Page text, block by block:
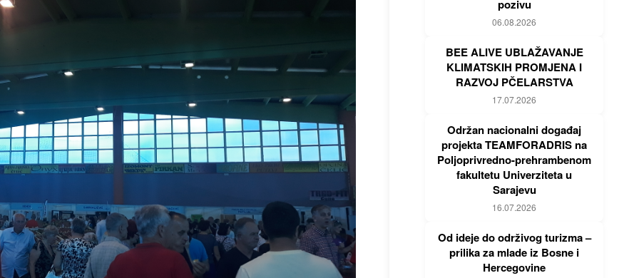
pozivu
06.08.2026
BEE ALIVE UBLAŽAVANJE
KLIMATSKIH PROMJENA I
RAZVOJ PČELARSTVA
17.07.2026
Održan nacionalni događaj
projekta TEAMFORADRIS na
Poljoprivredno-prehrambenom
fakultetu Univerziteta u
Sarajevu
16.07.2026
Od ideje do održivog turizma –
prilika za mlade iz Bosne i
Hercegovine